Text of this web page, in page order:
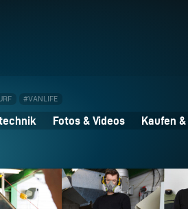
#VANLIFE
Fotos & Videos Kaufen